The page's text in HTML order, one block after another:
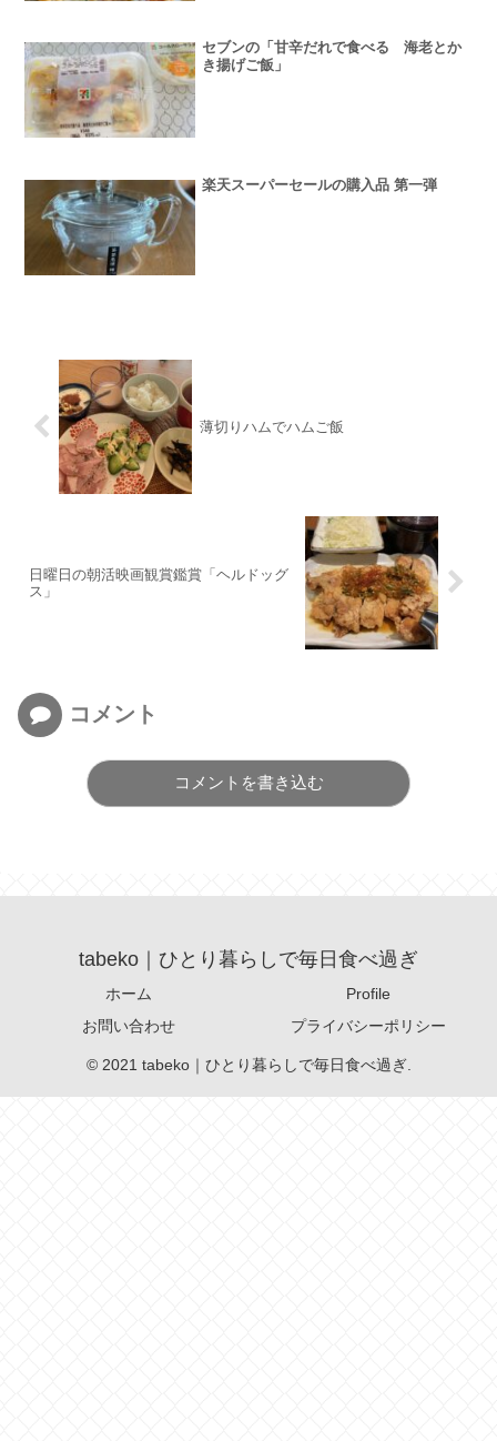
セブンの「甘辛だれで食べる 海老とか
き揚げご飯」
楽天スーパーセールの購入品 第一弾
薄切りハムでハムご飯
日曜日の朝活映画観賞鑑賞「ヘルドッグ
ス」
コメント
コメントを書き込む
tabeko｜ひとり暮らしで毎日食べ過ぎ
ホーム
Profile
お問い合わせ
プライバシーポリシー
© 2021 tabeko｜ひとり暮らしで毎日食べ過ぎ.